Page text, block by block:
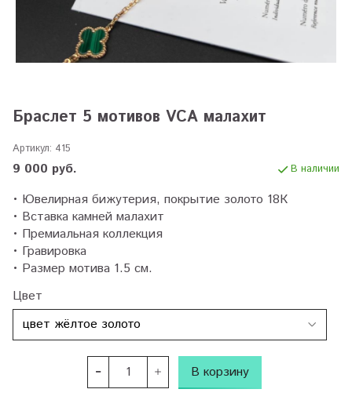
Браслет 5 мотивов VCA малахит
Артикул: 415
9 000 руб. В наличии
• Ювелирная бижутерия, покрытие золото 18К
• Вставка камней малахит
• Премиальная коллекция
• Гравировка
• Размер мотива 1.5 см.
Цвет
В корзину